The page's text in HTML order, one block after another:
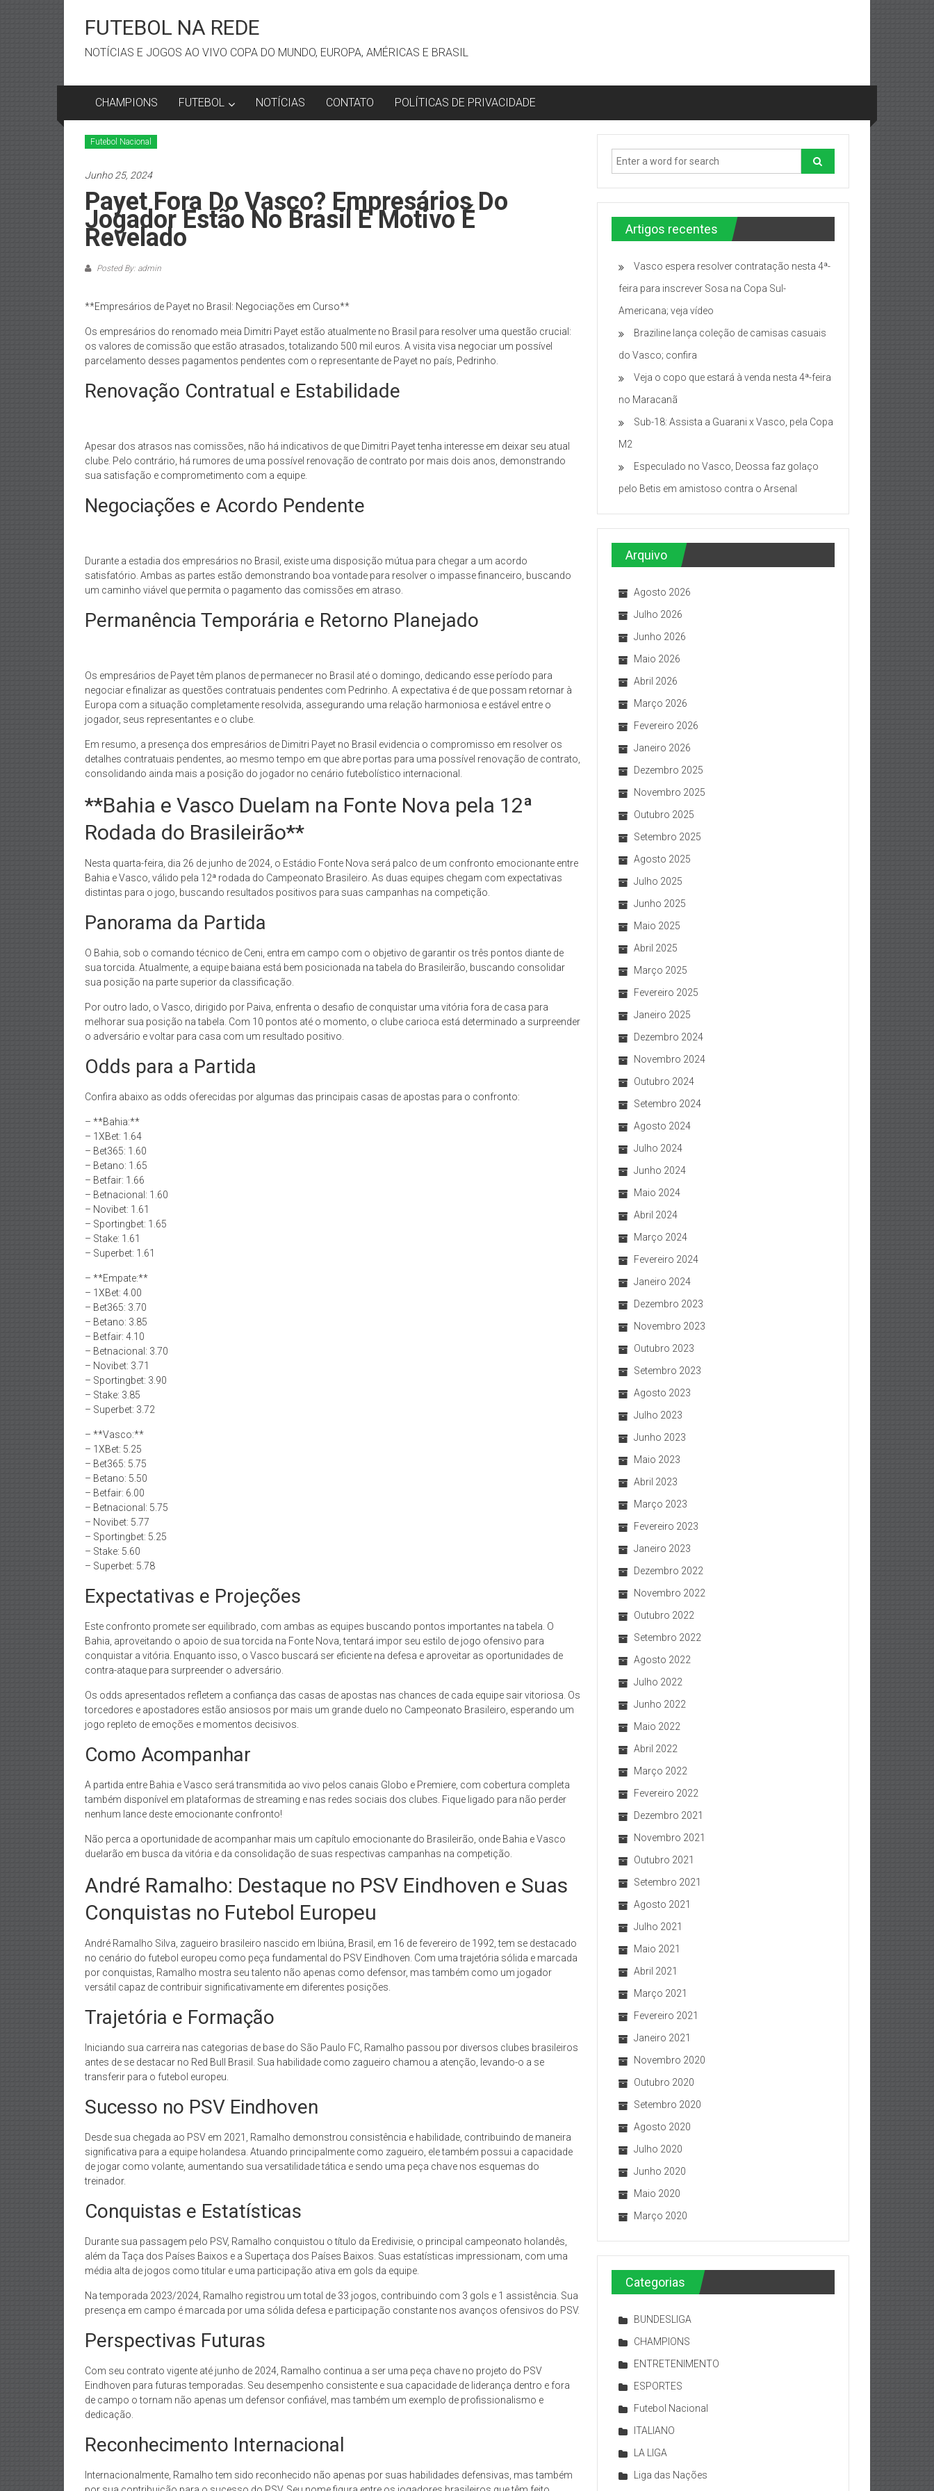
contentFUTEBOL NA REDE
NOTÍCIAS E JOGOS AO VIVO COPA DO MUNDO, EUROPA, AMÉRICAS E BRASIL
CHAMPIONS FUTEBOL NOTÍCIAS CONTATO POLÍTICAS DE PRIVACIDADE
Futebol Nacional
Junho 25, 2024
Payet Fora Do Vasco? Empresários Do
Jogador Estão No Brasil E Motivo É
Revelado
Posted By: admin
**Empresários de Payet no Brasil: Negociações em Curso**
Os empresários do renomado meia Dimitri Payet estão atualmente no Brasil para resolver uma questão crucial:
os valores de comissão que estão atrasados, totalizando 500 mil euros. A visita visa negociar um possível
parcelamento desses pagamentos pendentes com o representante de Payet no país, Pedrinho.
Renovação Contratual e Estabilidade
Apesar dos atrasos nas comissões, não há indicativos de que Dimitri Payet tenha interesse em deixar seu atual
clube. Pelo contrário, há rumores de uma possível renovação de contrato por mais dois anos, demonstrando
sua satisfação e comprometimento com a equipe.
Negociações e Acordo Pendente
Durante a estadia dos empresários no Brasil, existe uma disposição mútua para chegar a um acordo
satisfatório. Ambas as partes estão demonstrando boa vontade para resolver o impasse financeiro, buscando
um caminho viável que permita o pagamento das comissões em atraso.
Permanência Temporária e Retorno Planejado
Os empresários de Payet têm planos de permanecer no Brasil até o domingo, dedicando esse período para
negociar e finalizar as questões contratuais pendentes com Pedrinho. A expectativa é de que possam retornar à
Europa com a situação completamente resolvida, assegurando uma relação harmoniosa e estável entre o
jogador, seus representantes e o clube.
Em resumo, a presença dos empresários de Dimitri Payet no Brasil evidencia o compromisso em resolver os
detalhes contratuais pendentes, ao mesmo tempo em que abre portas para uma possível renovação de contrato,
consolidando ainda mais a posição do jogador no cenário futebolístico internacional.
**Bahia e Vasco Duelam na Fonte Nova pela 12ª
Rodada do Brasileirão**
Nesta quarta-feira, dia 26 de junho de 2024, o Estádio Fonte Nova será palco de um confronto emocionante entre
Bahia e Vasco, válido pela 12ª rodada do Campeonato Brasileiro. As duas equipes chegam com expectativas
distintas para o jogo, buscando resultados positivos para suas campanhas na competição.
Panorama da Partida
O Bahia, sob o comando técnico de Ceni, entra em campo com o objetivo de garantir os três pontos diante de
sua torcida. Atualmente, a equipe baiana está bem posicionada na tabela do Brasileirão, buscando consolidar
sua posição na parte superior da classificação.
Por outro lado, o Vasco, dirigido por Paiva, enfrenta o desafio de conquistar uma vitória fora de casa para
melhorar sua posição na tabela. Com 10 pontos até o momento, o clube carioca está determinado a surpreender
o adversário e voltar para casa com um resultado positivo.
Odds para a Partida
Confira abaixo as odds oferecidas por algumas das principais casas de apostas para o confronto:
– **Bahia:**
– 1XBet: 1.64
– Bet365: 1.60
– Betano: 1.65
– Betfair: 1.66
– Betnacional: 1.60
– Novibet: 1.61
– Sportingbet: 1.65
– Stake: 1.61
– Superbet: 1.61
– **Empate:**
– 1XBet: 4.00
– Bet365: 3.70
– Betano: 3.85
– Betfair: 4.10
– Betnacional: 3.70
– Novibet: 3.71
– Sportingbet: 3.90
– Stake: 3.85
– Superbet: 3.72
– **Vasco:**
– 1XBet: 5.25
– Bet365: 5.75
– Betano: 5.50
– Betfair: 6.00
– Betnacional: 5.75
– Novibet: 5.77
– Sportingbet: 5.25
– Stake: 5.60
– Superbet: 5.78
Expectativas e Projeções
Este confronto promete ser equilibrado, com ambas as equipes buscando pontos importantes na tabela. O
Bahia, aproveitando o apoio de sua torcida na Fonte Nova, tentará impor seu estilo de jogo ofensivo para
conquistar a vitória. Enquanto isso, o Vasco buscará ser eficiente na defesa e aproveitar as oportunidades de
contra-ataque para surpreender o adversário.
Os odds apresentados refletem a confiança das casas de apostas nas chances de cada equipe sair vitoriosa. Os
torcedores e apostadores estão ansiosos por mais um grande duelo no Campeonato Brasileiro, esperando um
jogo repleto de emoções e momentos decisivos.
Como Acompanhar
A partida entre Bahia e Vasco será transmitida ao vivo pelos canais Globo e Premiere, com cobertura completa
também disponível em plataformas de streaming e nas redes sociais dos clubes. Fique ligado para não perder
nenhum lance deste emocionante confronto!
Não perca a oportunidade de acompanhar mais um capítulo emocionante do Brasileirão, onde Bahia e Vasco
duelarão em busca da vitória e da consolidação de suas respectivas campanhas na competição.
André Ramalho: Destaque no PSV Eindhoven e Suas
Conquistas no Futebol Europeu
André Ramalho Silva, zagueiro brasileiro nascido em Ibiúna, Brasil, em 16 de fevereiro de 1992, tem se destacado
no cenário do futebol europeu como peça fundamental do PSV Eindhoven. Com uma trajetória sólida e marcada
por conquistas, Ramalho mostra seu talento não apenas como defensor, mas também como um jogador
versátil capaz de contribuir significativamente em diferentes posições.
Trajetória e Formação
Iniciando sua carreira nas categorias de base do São Paulo FC, Ramalho passou por diversos clubes brasileiros
antes de se destacar no Red Bull Brasil. Sua habilidade como zagueiro chamou a atenção, levando-o a se
transferir para o futebol europeu.
Sucesso no PSV Eindhoven
Desde sua chegada ao PSV em 2021, Ramalho demonstrou consistência e habilidade, contribuindo de maneira
significativa para a equipe holandesa. Atuando principalmente como zagueiro, ele também possui a capacidade
de jogar como volante, aumentando sua versatilidade tática e sendo uma peça chave nos esquemas do
treinador.
Conquistas e Estatísticas
Durante sua passagem pelo PSV, Ramalho conquistou o título da Eredivisie, o principal campeonato holandês,
além da Taça dos Países Baixos e a Supertaça dos Países Baixos. Suas estatísticas impressionam, com uma
média alta de jogos como titular e uma participação ativa em gols da equipe.
Na temporada 2023/2024, Ramalho registrou um total de 33 jogos, contribuindo com 3 gols e 1 assistência. Sua
presença em campo é marcada por uma sólida defesa e participação constante nos avanços ofensivos do PSV.
Perspectivas Futuras
Com seu contrato vigente até junho de 2024, Ramalho continua a ser uma peça chave no projeto do PSV
Eindhoven para futuras temporadas. Seu desempenho consistente e sua capacidade de liderança dentro e fora
de campo o tornam não apenas um defensor confiável, mas também um exemplo de profissionalismo e
dedicação.
Reconhecimento Internacional
Internacionalmente, Ramalho tem sido reconhecido não apenas por suas habilidades defensivas, mas também
Artigos recentes
Vasco espera resolver contratação nesta 4ª-
feira para inscrever Sosa na Copa Sul-
Americana; veja vídeo
Braziline lança coleção de camisas casuais
do Vasco; confira
Veja o copo que estará à venda nesta 4ª-feira
no Maracanã
Sub-18: Assista a Guarani x Vasco, pela Copa
M2
Especulado no Vasco, Deossa faz golaço
pelo Betis em amistoso contra o Arsenal
Arquivo
Agosto 2026
Julho 2026
Junho 2026
Maio 2026
Abril 2026
Março 2026
Fevereiro 2026
Janeiro 2026
Dezembro 2025
Novembro 2025
Outubro 2025
Setembro 2025
Agosto 2025
Julho 2025
Junho 2025
Maio 2025
Abril 2025
Março 2025
Fevereiro 2025
Janeiro 2025
Dezembro 2024
Novembro 2024
Outubro 2024
Setembro 2024
Agosto 2024
Julho 2024
Junho 2024
Maio 2024
Abril 2024
Março 2024
Fevereiro 2024
Janeiro 2024
Dezembro 2023
Novembro 2023
Outubro 2023
Setembro 2023
Agosto 2023
Julho 2023
Junho 2023
Maio 2023
Abril 2023
Março 2023
Fevereiro 2023
Janeiro 2023
Dezembro 2022
Novembro 2022
Outubro 2022
Setembro 2022
Agosto 2022
Julho 2022
Junho 2022
Maio 2022
Abril 2022
Março 2022
Fevereiro 2022
Dezembro 2021
Novembro 2021
Outubro 2021
Setembro 2021
Agosto 2021
Julho 2021
Maio 2021
Abril 2021
Março 2021
Fevereiro 2021
Janeiro 2021
Novembro 2020
Outubro 2020
Setembro 2020
Agosto 2020
Julho 2020
Junho 2020
Maio 2020
Março 2020
Categorias
BUNDESLIGA
CHAMPIONS
ENTRETENIMENTO
ESPORTES
Futebol Nacional
ITALIANO
LA LIGA
Liga das Nações